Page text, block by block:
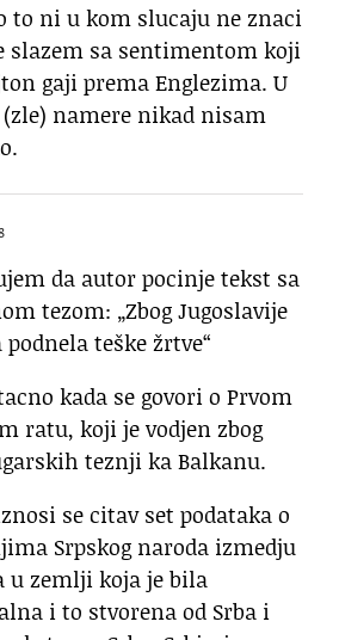
to ni u kom slucaju ne znaci
slazem sa sentimentom koji
gaji prema Englezima. U
namere nikad nisam
da autor pocinje tekst sa
tezom: „Zbog Jugoslavije
podnela teške žrtve“
kada se govori o Prvom
ratu, koji je vodjen zbog
teznji ka Balkanu.
se citav set podataka o
Srpskog naroda izmedju
u zemlji koja je bila
i to stvorena od Srba i